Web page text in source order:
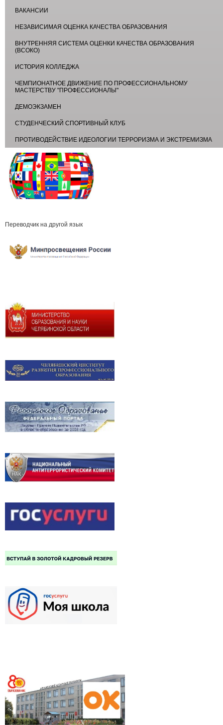
ВАКАНСИИ
НЕЗАВИСИМАЯ ОЦЕНКА КАЧЕСТВА ОБРАЗОВАНИЯ
ВНУТРЕННЯЯ СИСТЕМА ОЦЕНКИ КАЧЕСТВА ОБРАЗОВАНИЯ
(ВСОКО)
ИСТОРИЯ КОЛЛЕДЖА
ЧЕМПИОНАТНОЕ ДВИЖЕНИЕ ПО ПРОФЕССИОНАЛЬНОМУ
МАСТЕРСТВУ "ПРОФЕССИОНАЛЫ"
ДЕМОЭКЗАМЕН
СТУДЕНЧЕСКИЙ СПОРТИВНЫЙ КЛУБ
ПРОТИВОДЕЙСТВИЕ ИДЕОЛОГИИ ТЕРРОРИЗМА И ЭКСТРЕМИЗМА
Переводчик на другой язык